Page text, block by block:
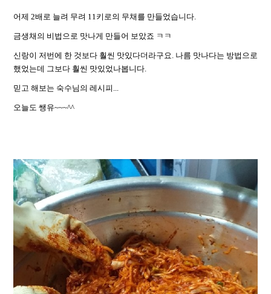
어제 2배로 늘려 무려 11키로의 무채를 만들었습니다.
금생채의 비법으로 맛나게 만들어 보았죠 ㅋㅋ
신랑이 저번에 한 것보다 훨씬 맛있다더라구요. 나름 맛나다는 방법으로
했었는데 그보다 훨씬 맛있었나봅니다.
믿고 해보는 숙수님의 레시피...
오늘도 쌩유~~~^^